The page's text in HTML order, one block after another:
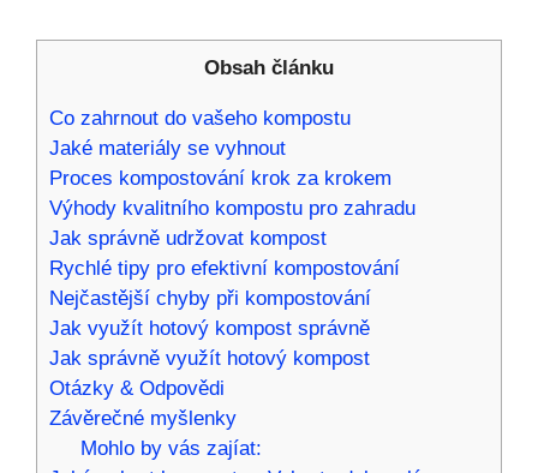
Obsah článku
Co zahrnout do vašeho kompostu
Jaké materiály se vyhnout
Proces kompostování krok za krokem
Výhody kvalitního kompostu pro zahradu
Jak správně udržovat kompost
Rychlé tipy pro efektivní kompostování
Nejčastější chyby při kompostování
Jak využít hotový kompost správně
Jak správně využít hotový kompost
Otázky & Odpovědi
Závěrečné myšlenky
Mohlo by vás zajíat: